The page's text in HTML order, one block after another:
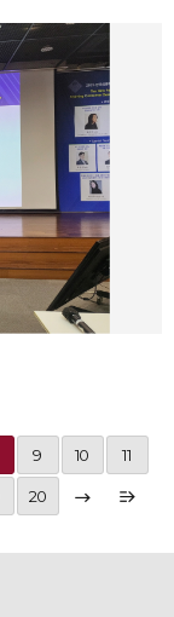
9 10 11
20